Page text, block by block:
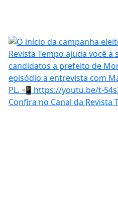
Confira no Canal da Revista